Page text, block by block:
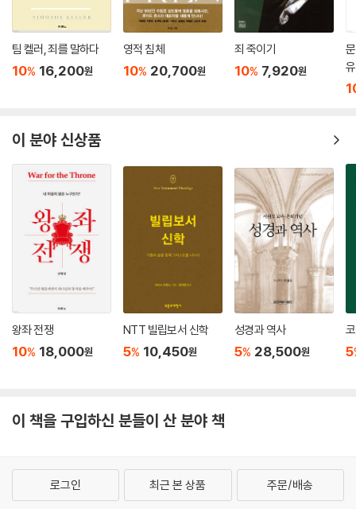
팀 켈러, 죄를 말하다
10% 16,200원
영적 침체
10% 20,700원
죄 죽이기
10% 7,920원
이 분야 신상품
왕좌 전쟁
10% 18,000원
NTT 빌립보서 신학
5% 10,450원
성경과 역사
5% 28,500원 5
이 책을 구입하신 분들이 산 분야 책
로그인 최근 본 상품 주문/배송